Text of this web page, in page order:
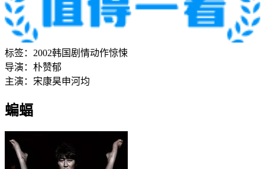
标签： 2002韩国 剧情动作惊悚
导演： 朴赞郁
主演： 宋康昊申河均
蝙蝠